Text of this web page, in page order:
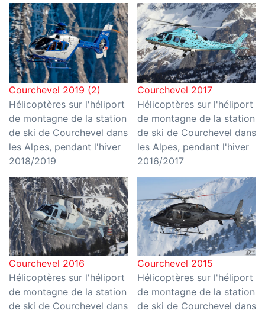
Courchevel 2019 (2)
Hélicoptères sur l'héliport
de montagne de la station
de ski de Courchevel dans
les Alpes, pendant l'hiver
2018/2019
Courchevel 2017
Hélicoptères sur l'héliport
de montagne de la station
de ski de Courchevel dans
les Alpes, pendant l'hiver
2016/2017
Courchevel 2016
Hélicoptères sur l'héliport
de montagne de la station
de ski de Courchevel dans
Courchevel 2015
Hélicoptères sur l'héliport
de montagne de la station
de ski de Courchevel dans